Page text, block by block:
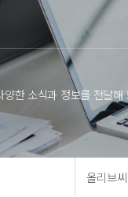
양한 소식과 정보를 전달해
올리브